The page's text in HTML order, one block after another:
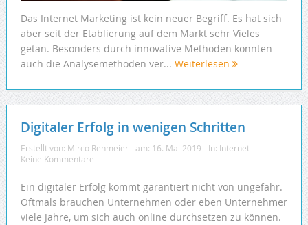
Das Internet Marketing ist kein neuer Begriff. Es hat sich
aber seit der Etablierung auf dem Markt sehr Vieles
getan. Besonders durch innovative Methoden konnten
auch die Analysemethoden ver... Weiterlesen
Digitaler Erfolg in wenigen Schritten
Erstellt von: Mirco Rehmeier am: 16. Mai 2019 In: Internet
Keine Kommentare
Ein digitaler Erfolg kommt garantiert nicht von ungefähr.
Oftmals brauchen Unternehmen oder eben Unternehmer
viele Jahre, um sich auch online durchsetzen zu können.